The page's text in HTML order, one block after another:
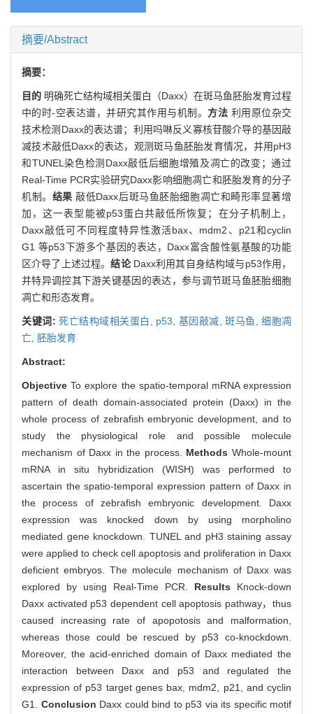
摘要/Abstract
摘要：
目的 明确死亡结构域相关蛋白（Daxx）在斑马鱼胚胎发育过程
中的时-空表达谱，并研究其作用与机制。 方法 利用原位杂交
技术检测Daxx的表达谱；利用吗啉反义寡核苷酸介导的基因敲
减技术敲低Daxx的表达，观测斑马鱼胚胎发育情况，并用pH3
和TUNEL染色检测Daxx敲低后细胞增殖及凋亡的改变；通过
Real-Time PCR实验研究Daxx影响细胞凋亡和胚胎发育的分子
机制。 结果敲低Daxx后斑马鱼胚胎细胞凋亡和畸形率显著增
加，这一表型能被p53蛋白共敲低所恢复；在分子机制上，
Daxx敲低可不同程度特异性激活bax、mdm2、p21和cyclin
G1 等p53下游多个基因的表达，Daxx富含酸性氨基酸的功能
区介导了上述过程。结论 Daxx利用其自身结构域与p53作用，
并特异调控其下游关键基因的表达，参与调节斑马鱼胚胎细胞
凋亡和形态发育。
关键词: 死亡结构域相关蛋白, p53, 基因敲减, 斑马鱼, 细胞凋
亡, 胚胎发育
Abstract:
Objective To explore the spatio-temporal mRNA expression
pattern of death domain-associated protein (Daxx) in the
whole process of zebrafish embryonic development, and to
study the physiological role and possible molecule
mechanism of Daxx in the process. MethodsWhole-mount
mRNA in situ hybridization (WISH) was performed to
ascertain the spatio-temporal expression pattern of Daxx in
the process of zebrafish embryonic development. Daxx
expression was knocked down by using morpholino
mediated gene knockdown. TUNEL and pH3 staining assay
were applied to check cell apoptosis and proliferation in Daxx
deficient embryos. The molecule mechanism of Daxx was
explored by using Real-Time PCR. Results Knock-down
Daxx activated p53 dependent cell apoptosis pathway，thus
caused increasing rate of apopotosis and malformation,
whereas those could be rescued by p53 co-knockdown.
Moreover, the acid-enriched domain of Daxx mediated the
interaction between Daxx and p53 and regulated the
expression of p53 target genes bax, mdm2, p21, and cyclin
G1. Conclusion Daxx could bind to p53 via its specific motif